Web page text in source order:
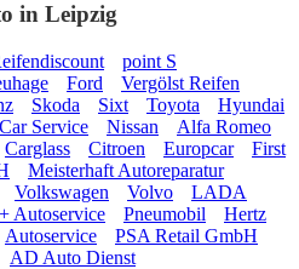
in Leipzig
point S
Ford
Vergölst Reifen
Skoda Sixt Toyota
Hyundai
Service Nissan
Alfa Romeo
Carglass Citroen Europcar
First
Meisterhaft Autoreparatur
Volkswagen Volvo
LADA
Autoservice Pneumobil
Hertz
Autoservice
PSA Retail GmbH
AD Auto Dienst